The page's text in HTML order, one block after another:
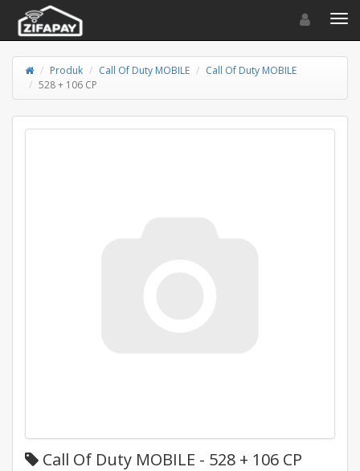
Toggle
Produk Call Of Duty MOBILE
Call Of Duty MOBILE
528 + 106 CP
Call Of Duty MOBILE - 528 + 106 CP